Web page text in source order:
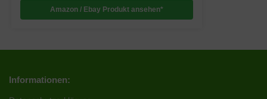
Amazon / Ebay Produkt ansehen*
Informationen: